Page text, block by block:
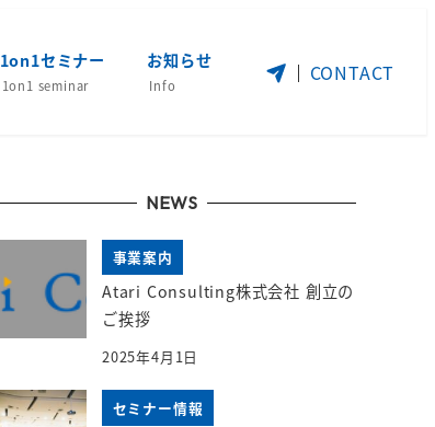
1on1セミナー
1on1 seminar
お知らせ
Info
CONTACT
NEWS
事業案内
Atari Consulting株式会社 創立の
ご挨拶
2025年4月1日
セミナー情報